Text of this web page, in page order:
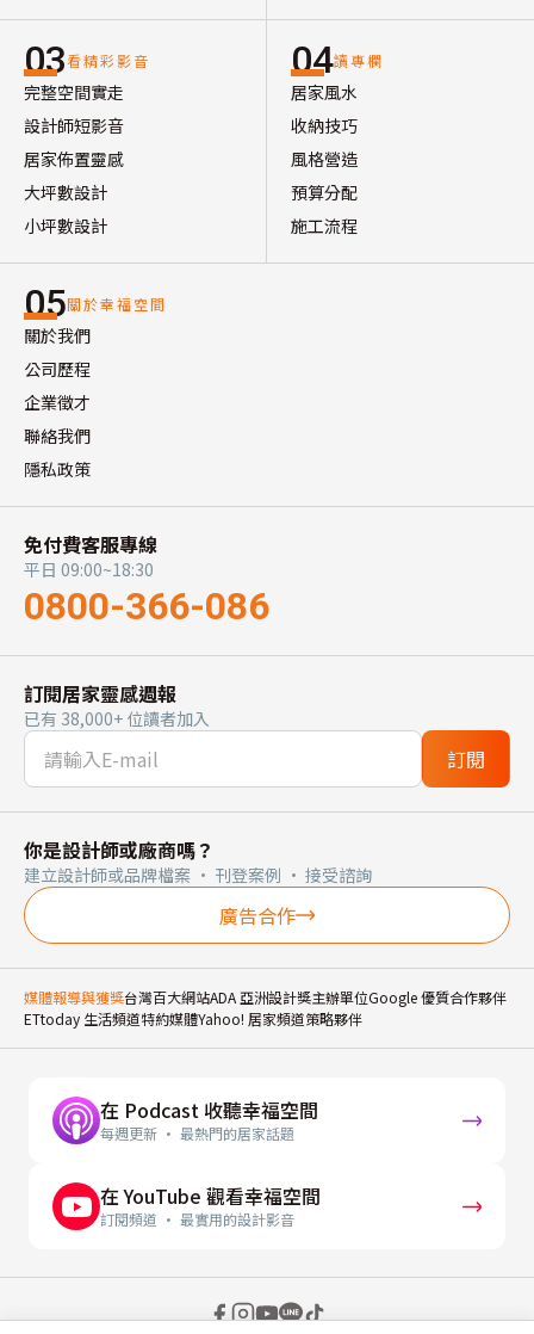
03看精彩影音
完整空間實走
設計師短影音
居家佈置靈感
大坪數設計
小坪數設計
04讀專欄
居家風水
收納技巧
風格營造
預算分配
施工流程
05關於幸福空間
關於我們
公司歷程
企業徵才
聯絡我們
隱私政策
免付費客服專線
平日 09:00~18:30
0800-366-086
訂閱居家靈感週報
已有 38,000+ 位讀者加入
訂閱
你是設計師或廠商嗎？
建立設計師或品牌檔案 · 刊登案例 · 接受諮詢
廣告合作
媒體報導與獲獎台灣百大網站ADA 亞洲設計獎主辦單位Google 優質合作夥伴
ETtoday 生活頻道特約媒體Yahoo! 居家頻道策略夥伴
在 Podcast 收聽幸福空間
每週更新 · 最熱門的居家話題
在 YouTube 觀看幸福空間
訂閱頻道 · 最實用的設計影音